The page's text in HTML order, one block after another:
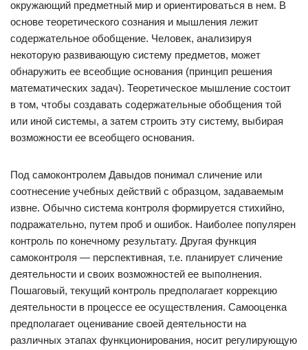
окружающий предметный мир и ориентироваться в нем. В
основе теоретического сознания и мышления лежит
содержательное обобщение. Человек, анализируя
некоторую развивающую систему предметов, может
обнаружить ее всеобщие основания (принцип решения
математических задач). Теоретическое мышление состоит
в том, чтобы создавать содержательные обобщения той
или иной системы, а затем строить эту систему, выбирая
возможности ее всеобщего основания.
Под самоконтролем Давыдов понимал сличение или
соотнесение учебных действий с образцом, задаваемым
извне. Обычно система контроля формируется стихийно,
подражательно, путем проб и ошибок. Наиболее популярен
контроль по конечному результату. Другая функция
самоконтроля — перспективная, т.е. планирует сличение
деятельности и своих возможностей ее выполнения.
Пошаговый, текущий контроль предполагает коррекцию
деятельности в процессе ее осуществления. Самооценка
предполагает оценивание своей деятельности на
различных этапах функционирования, носит регулирующую